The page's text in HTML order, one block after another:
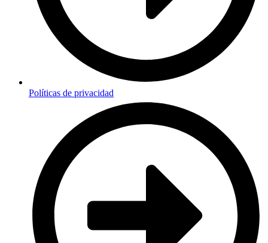
Políticas de privacidad